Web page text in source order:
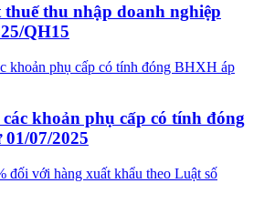
thuế thu nhập doanh nghiệp
QH15
khoản phụ cấp có tính đóng
07/2025